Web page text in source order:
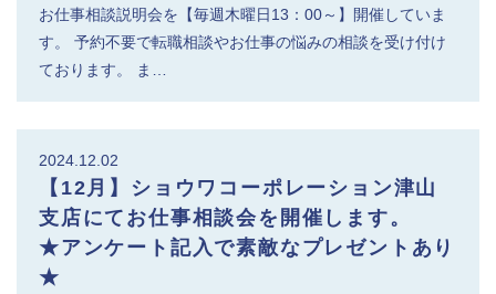
お仕事相談説明会を【毎週木曜日13：00～】開催していま
す。 予約不要で転職相談やお仕事の悩みの相談を受け付け
ております。 ま…
2024.12.02
【12月】ショウワコーポレーション津山
支店にてお仕事相談会を開催します。
★アンケート記入で素敵なプレゼントあり
★